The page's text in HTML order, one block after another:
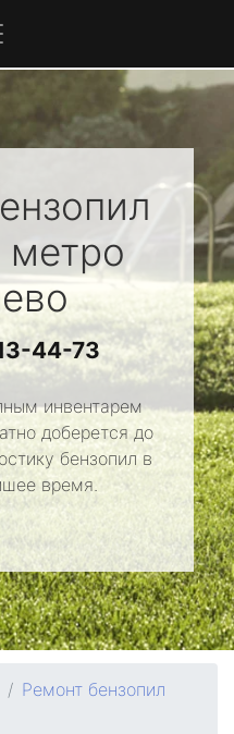
метро
44-73
инвентарем
доберется до
бензопил в
время.
Ремонт бензопил